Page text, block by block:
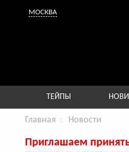
МОСКВА
ТЕЙПЫ
Главная Новости
Приглашаем